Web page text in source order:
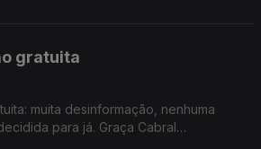
gratuita
muita desinformação, nenhuma
já. Graça Cabral